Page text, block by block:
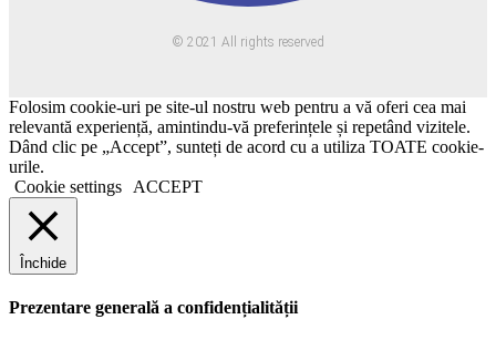
© 2021 All rights reserved
Folosim cookie-uri pe site-ul nostru web pentru a vă oferi cea mai
relevantă experiență, amintindu-vă preferințele și repetând vizitele.
Dând clic pe „Accept”, sunteți de acord cu a utiliza TOATE cookie-
urile.
Cookie settings
ACCEPT
Închide
Prezentare generală a confidențialității